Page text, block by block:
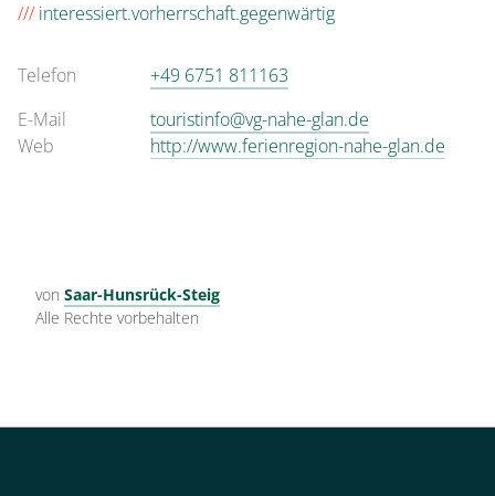
/// interessiert.vorherrschaft.gegenwärtig
Telefon
+49 6751 811163
E-Mail
touristinfo@vg-nahe-glan.de
Web
http://www.ferienregion-nahe-glan.de
von Saar-Hunsrück-Steig
Alle Rechte vorbehalten